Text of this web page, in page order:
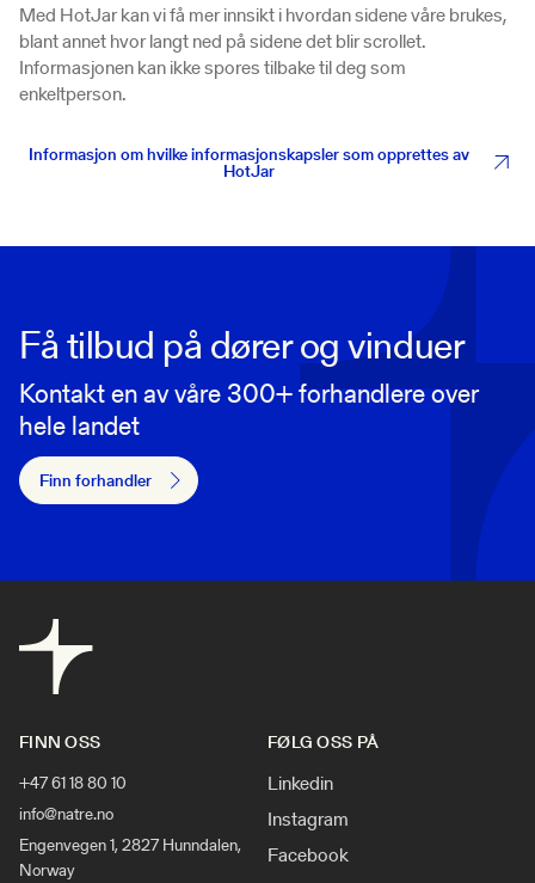
Med HotJar kan vi få mer innsikt i hvordan sidene våre brukes,
blant annet hvor langt ned på sidene det blir scrollet.
Informasjonen kan ikke spores tilbake til deg som
enkeltperson.
Informasjon om hvilke informasjonskapsler som opprettes av
HotJar
Få tilbud på dører og vinduer
Kontakt en av våre 300+ forhandlere over
hele landet
Finn forhandler
FINN OSS
+47 61 18 80 10
info@natre.no
Engenvegen 1, 2827 Hunndalen,
Norway
FØLG OSS PÅ
Linkedin
Instagram
Facebook